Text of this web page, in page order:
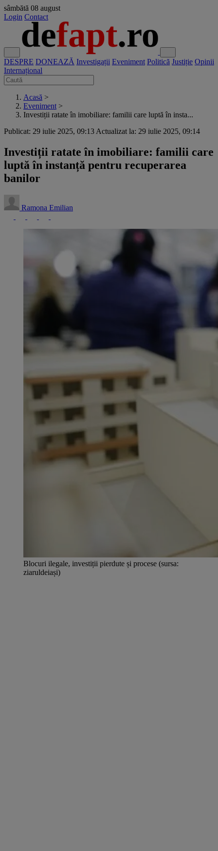
sâmbătă 08 august
Login Contact
DESPRE DONEAZĂ Investigații Eveniment Politică Justiție Opinii
Internațional
Acasă >
Eveniment >
Investiții ratate în imobiliare: familii care luptă în insta...
Publicat: 29 iulie 2025, 09:13 Actualizat la: 29 iulie 2025, 09:14
Investiții ratate în imobiliare: familii care
luptă în instanță pentru recuperarea
banilor
Ramona Emilian
Blocuri ilegale, investiții pierdute și procese (sursa:
ziaruldeiași)